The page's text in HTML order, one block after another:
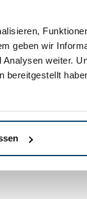
geben wir
weiter.